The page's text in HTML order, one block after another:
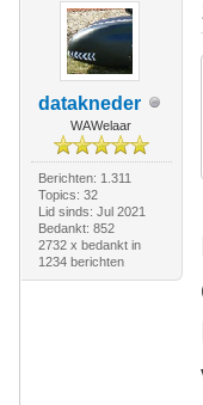
datakneder
WAWelaar
Berichten: 1.311
Topics: 32
Lid sinds: Jul 2021
Bedankt: 852
2732 x bedankt in
1234 berichten